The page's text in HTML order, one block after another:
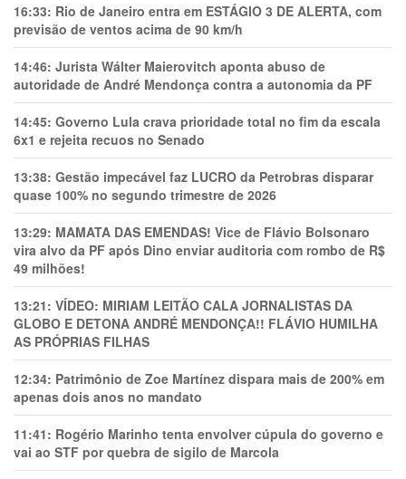
16:33: Rio de Janeiro entra em ESTÁGIO 3 DE ALERTA, com
previsão de ventos acima de 90 km/h
14:46: Jurista Wálter Maierovitch aponta abuso de
autoridade de André Mendonça contra a autonomia da PF
14:45: Governo Lula crava prioridade total no fim da escala
6x1 e rejeita recuos no Senado
13:38: Gestão impecável faz LUCRO da Petrobras disparar
quase 100% no segundo trimestre de 2026
13:29: MAMATA DAS EMENDAS! Vice de Flávio Bolsonaro
vira alvo da PF após Dino enviar auditoria com rombo de R$
49 milhões!
13:21: VÍDEO: MIRIAM LEITÃO CALA JORNALISTAS DA
GLOBO E DETONA ANDRÉ MENDONÇA!! FLÁVIO HUMILHA
AS PRÓPRIAS FILHAS
12:34: Patrimônio de Zoe Martínez dispara mais de 200% em
apenas dois anos no mandato
11:41: Rogério Marinho tenta envolver cúpula do governo e
vai ao STF por quebra de sigilo de Marcola